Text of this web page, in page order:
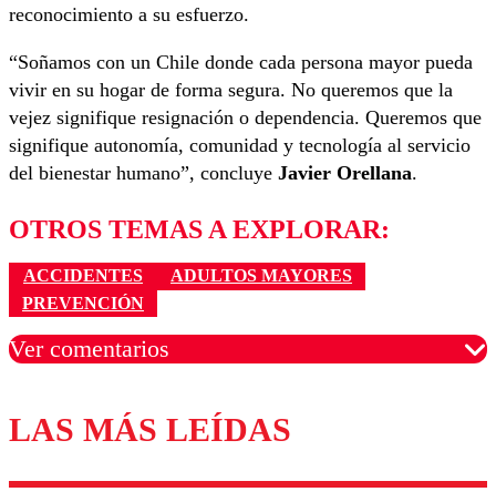
reconocimiento a su esfuerzo.
“Soñamos con un Chile donde cada persona mayor pueda
vivir en su hogar de forma segura. No queremos que la
vejez signifique resignación o dependencia. Queremos que
signifique autonomía, comunidad y tecnología al servicio
del bienestar humano”, concluye Javier Orellana.
OTROS TEMAS A EXPLORAR:
ACCIDENTES
ADULTOS MAYORES
PREVENCIÓN
Ver comentarios
Los comentarios son moderados para garantizar un
diálogo respetuoso.
LAS MÁS LEÍDAS